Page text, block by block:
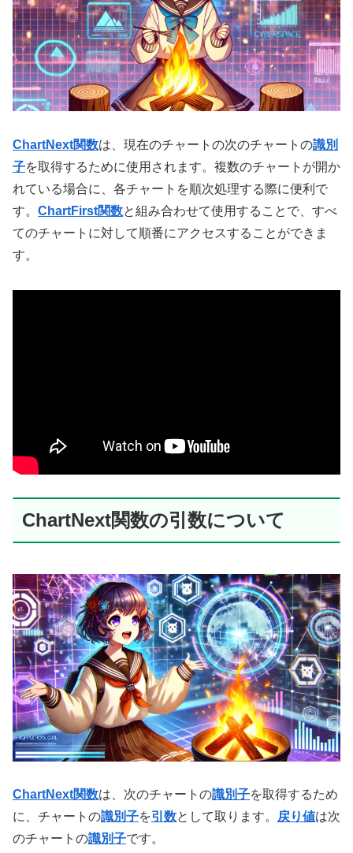
ChartNext関数は、現在のチャートの次のチャートの識別
子を取得するために使用されます。複数のチャートが開か
れている場合に、各チャートを順次処理する際に便利で
す。 ChartFirst関数と組み合わせて使用することで、すべ
てのチャートに対して順番にアクセスすることができま
す。
ChartNext関数の引数について
ChartNext関数は、次のチャートの識別子を取得するため
に、チャートの識別子を引数として取ります。 戻り値は次
のチャートの識別子です。